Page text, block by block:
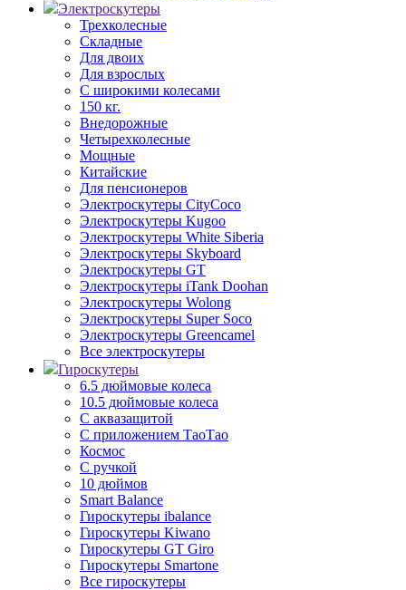
Электроскутеры
Трехколесные
Складные
Для двоих
Для взрослых
С широкими колесами
150 кг.
Внедорожные
Четырехколесные
Мощные
Китайские
Для пенсионеров
Электроскутеры CityCoco
Электроскутеры Kugoo
Электроскутеры White Siberia
Электроскутеры Skyboard
Электроскутеры GT
Электроскутеры iTank Doohan
Электроскутеры Wolong
Электроскутеры Super Soco
Электроскутеры Greencamel
Все электроскутеры
Гироскутеры
6.5 дюймовые колеса
10.5 дюймовые колеса
С аквазащитой
С приложением ТаоТао
Космос
С ручкой
10 дюймов
Smart Balance
Гироскутеры ibalance
Гироскутеры Kiwano
Гироскутеры GT Giro
Гироскутеры Smartone
Все гироскутеры